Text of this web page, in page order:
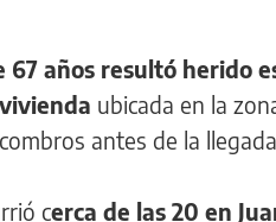
67 años resultó herido
ubicada en la
antes de la
cerca de las 20 en